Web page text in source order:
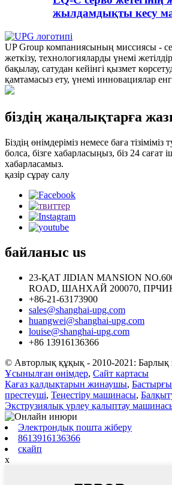
жылдамдықты кесу
UP Group компаниясының миссиясы -
жеткізу, технологияларды үнемі
бақылау, сатудан кейінгі қызмет
қамтамасыз ету, үнемі инновациялар
біздің жаңалықтарға
Біздің өнімдеріміз немесе баға
болса, бізге хабарласыңыз, біз 24 сағат
хабарласамыз.
қазір сұрау салу
байланыс us
23-ҚАТ JIDIAN MANSION
ROAD, ШАНХАЙ 200070,
+86-21-63173900
sales@shanghai-upg.com
huangwei@shanghai-upg.com
louise@shanghai-upg.com
+86 13916136366
© Авторлық құқық - 2010-2021: Барлық
Ұсынылған өнімдер, Сайт картасы
Қағаз қалдықтарын жинаушы,
престеуші, Теңестіру машинасы,
Экструзиялық үрлеу қалыптау
Электрондық пошта жіберу
8613916136366
скайп
x